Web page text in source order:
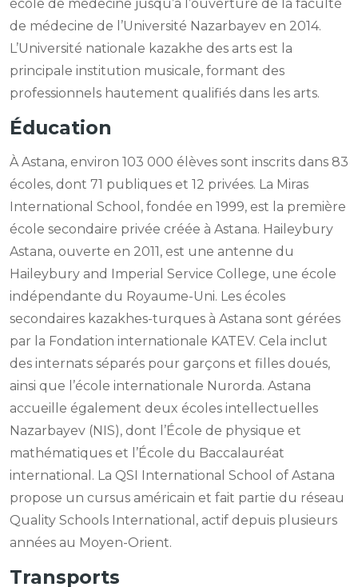
école de médecine jusqu’à l’ouverture de la faculté
de médecine de l’Université Nazarbayev en 2014.
L’Université nationale kazakhe des arts est la
principale institution musicale, formant des
professionnels hautement qualifiés dans les arts.
Éducation
À Astana, environ 103 000 élèves sont inscrits dans 83
écoles, dont 71 publiques et 12 privées. La Miras
International School, fondée en 1999, est la première
école secondaire privée créée à Astana. Haileybury
Astana, ouverte en 2011, est une antenne du
Haileybury and Imperial Service College, une école
indépendante du Royaume-Uni. Les écoles
secondaires kazakhes-turques à Astana sont gérées
par la Fondation internationale KATEV. Cela inclut
des internats séparés pour garçons et filles doués,
ainsi que l’école internationale Nurorda. Astana
accueille également deux écoles intellectuelles
Nazarbayev (NIS), dont l’École de physique et
mathématiques et l’École du Baccalauréat
international. La QSI International School of Astana
propose un cursus américain et fait partie du réseau
Quality Schools International, actif depuis plusieurs
années au Moyen-Orient.
Transports